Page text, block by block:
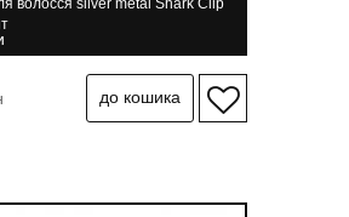
волосся silver metal Shark Clip